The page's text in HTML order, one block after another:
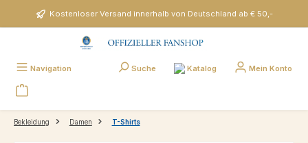
Zum Hauptinhalt springenKostenloser Versand innerhalb von Deutschland ab € 50,-
Navigation Suche Katalog Mein Konto
Bekleidung Damen T-Shirts